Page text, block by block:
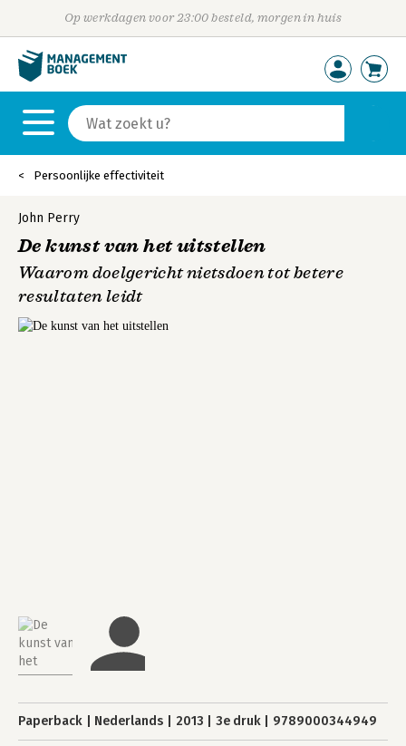
Op werkdagen voor 23:00 besteld, morgen in huis
Persoonlijke effectiviteit
John Perry
De kunst van het uitstellen
Waarom doelgericht nietsdoen tot betere
resultaten leidt
Paperback Nederlands 2013 3e druk 9789000344949